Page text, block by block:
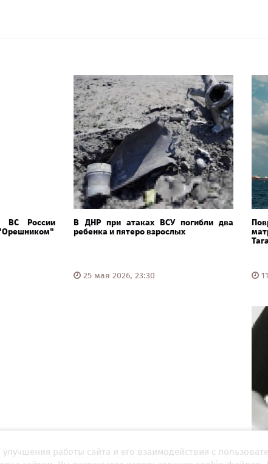
ВС России
В ДНР при атаках ВСУ погибли два
ребенка и пятеро взрослых
25 мая 2026, 23:30
атаке дрона
Сын ответил за отца: жизни и смерть
улучшения работы сайта и его взаимодействия с